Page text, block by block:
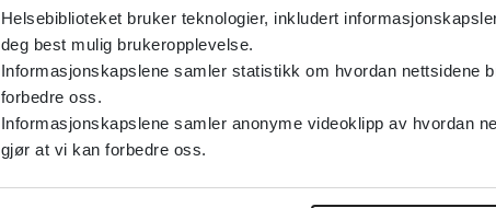
Helsebiblioteket bruker teknologier, inkludert
deg best mulig brukeropplevelse.
Informasjonskapslene samler statistikk om hvordan nettsidene
forbedre oss.
Informasjonskapslene samler anonyme videoklipp av hvordan
gjør at vi kan forbedre oss.